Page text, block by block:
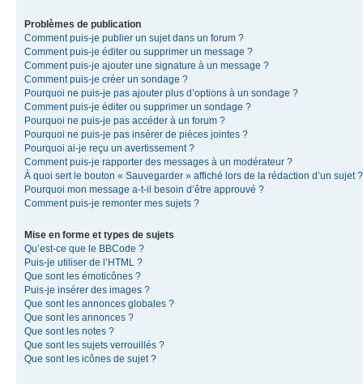
Problèmes de publication
Comment puis-je publier un sujet dans un forum ?
Comment puis-je éditer ou supprimer un message ?
Comment puis-je ajouter une signature à un message ?
Comment puis-je créer un sondage ?
Pourquoi ne puis-je pas ajouter plus d’options à un sondage ?
Comment puis-je éditer ou supprimer un sondage ?
Pourquoi ne puis-je pas accéder à un forum ?
Pourquoi ne puis-je pas insérer de pièces jointes ?
Pourquoi ai-je reçu un avertissement ?
Comment puis-je rapporter des messages à un modérateur ?
À quoi sert le bouton « Sauvegarder » affiché lors de la rédaction d’un sujet ?
Pourquoi mon message a-t-il besoin d’être approuvé ?
Comment puis-je remonter mes sujets ?
Mise en forme et types de sujets
Qu’est-ce que le BBCode ?
Puis-je utiliser de l’HTML ?
Que sont les émoticônes ?
Puis-je insérer des images ?
Que sont les annonces globales ?
Que sont les annonces ?
Que sont les notes ?
Que sont les sujets verrouillés ?
Que sont les icônes de sujet ?